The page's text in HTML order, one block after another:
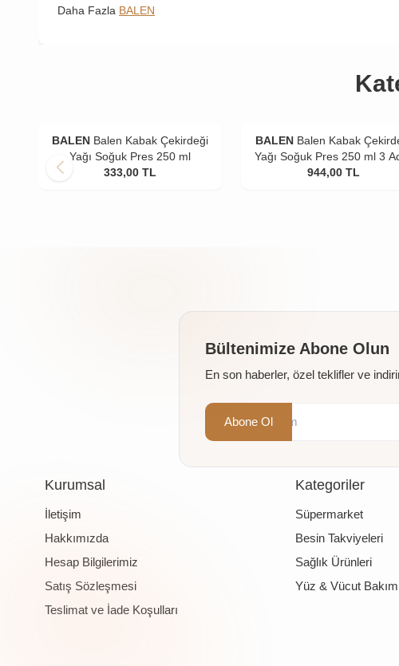
Daha Fazla BALEN
BALEN Balen Kabak Çekirdeği
Yağı Soğuk Pres 250 ml
333,00 TL
BALEN Balen Kabak
Yağı Soğuk Pres 250 ml 3
944,00 TL
Bültenimize Abone Olun
En son haberler, özel teklifler ve
Abone Ol
Kurumsal
İletişim
Hakkımızda
Hesap Bilgilerimiz
Satış Sözleşmesi
Teslimat ve İade Koşulları
Kategoriler
Süpermarket
Besin Takviyeleri
Sağlık Ürünleri
Yüz & Vücut